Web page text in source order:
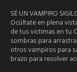
SÉ UN VAMPIRO
Ocúltate en plena
de tus víctimas en tu
sombras para
otros vampiros para
brazo para resolver